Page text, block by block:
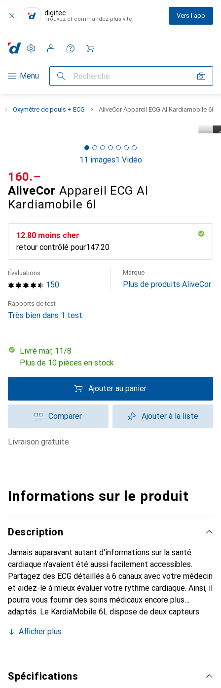
digitec
Trouvez et commandez plus vite Vers l'app
Navigation par catégorie
Menu Recherche
Paramètres
Compte client
Listes de comparaison
Listes d'envies
Panier
Oxymètre de pouls + ECG AliveCor Appareil ECG Al Kardiamobile 6l
11 images1 Vidéo
AliveCor Appareil ECG Al
Kardiamobile 6l
CHF
160.–
CHF
12.80 moins cher
retour contrôlé pourCHF
147.20
150
Évaluations Marque
Plus de produits AliveCor
Rapports de test
Très bien dans 1 test
Livré mar, 11/8
Plus de 10 pièces en stock
Ajouter au panier
Comparer Ajouter à la liste
livraison gratuite
Informations sur le produit
Description
Jamais auparavant autant d'informations sur la santé
cardiaque n'avaient été aussi facilement accessibles.
Partagez des ECG détaillés à 6 canaux avec votre médecin
et aidez-le à mieux évaluer votre rythme cardiaque. Ainsi, il
pourra vous fournir des soins médicaux encore plus
adaptés. Le KardiaMobile 6L dispose de deux capteurs
capteur supplémentaire en dessous pour le contact avec la
des mesures via les canaux ECG I, II, III, aVL, aVR et aVF.
Sans gel de contact ni câbles enchevêtrés.
Afficher plus
Spécifications